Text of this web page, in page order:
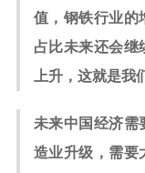
值，钢铁行业的
占比未来还会继
上升，这就是我
未来中国经济需
造业升级，需要